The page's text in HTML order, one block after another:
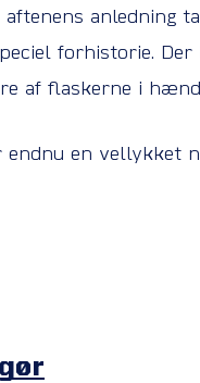
anledning
forhistorie.
af flaskerne i
en vellykket